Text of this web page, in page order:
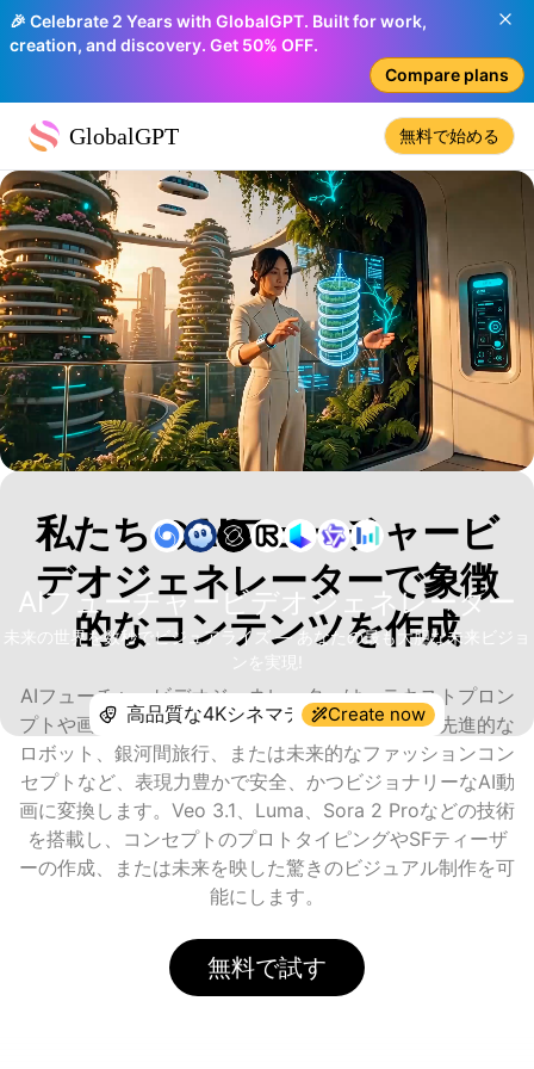
🎉 Celebrate 2 Years with GlobalGPT. Built for work,
creation, and discovery. Get 50% OFF.
Compare plans
GlobalGPT 無料で始める
AIフューチャービデオジェネレーター
未来の世界を数秒でビジュアライズ — あなたの最も大胆な未来ビジョ
ンを実現!
Create now
私たちのAIフューチャービ
デオジェネレーターで象徴
的なコンテンツを作成
AIフューチャービデオジェネレーターは、テキストプロン
プトや画像を使って、サイバーパンクの街並み、先進的な
ロボット、銀河間旅行、または未来的なファッションコン
セプトなど、表現力豊かで安全、かつビジョナリーなAI動
画に変換します。Veo 3.1、Luma、Sora 2 Proなどの技術
を搭載し、コンセプトのプロトタイピングやSFティーザ
ーの作成、または未来を映した驚きのビジュアル制作を可
能にします。
無料で試す